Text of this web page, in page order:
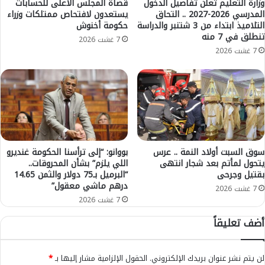
ا
ل
م
ج
س
ا
ل
أ
ع
ل
ى
ل
ل
س
ل
ة
ا
ق
ر
ل
ا
ي
ج
ا
و
ز
1
5
س
ن
ت
ي
م
ر
ا
ف
المدرسي 2026-2027 .. التحاق
التلاميذ ابتداء من 3 شتنبر والدراسة
تنطلق في 7 منه
7 غشت 2026
يستعدون لافتحاص ممتلكات وزراء
حكومة أخنوش
7 غشت 2026
سوق السبت أولاد النمة .. عرس
يتحول لمأتم بعد شجار انتهى
بقتيل وجرحى
7 غشت 2026
بووانو: “إلى ترأسنا الحكومة غنديرو
اللي يلزم” بشأن المحروقات..
“البرميل بـ75 دولار والثمن 14.65
درهم ماشي معقول”
7 غشت 2026
أضف تعليقاً
لن يتم نشر عنوان بريدك الإلكتروني. الحقول الإلزامية مشار إليها بـ*